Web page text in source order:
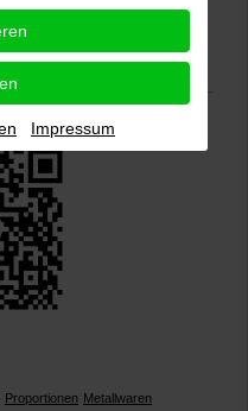
abgeben
Proportionen Metallwaren
Impressum